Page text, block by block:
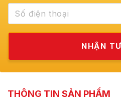
THÔNG TIN SẢN PHẨM